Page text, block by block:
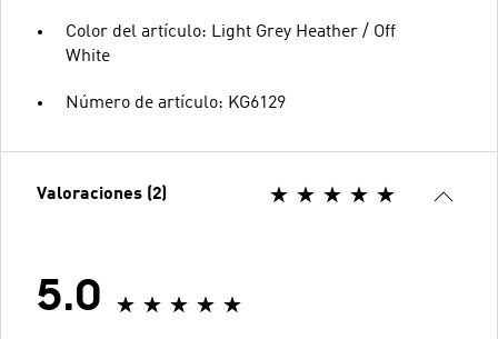
Color del artículo: Light Grey Heather / Off
White
Número de artículo: KG6129
Valoraciones (2)
5.0